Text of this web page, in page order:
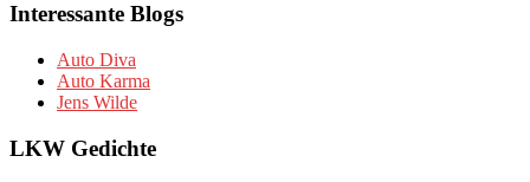
Interessante Blogs
Auto Diva
Auto Karma
Jens Wilde
LKW Gedichte